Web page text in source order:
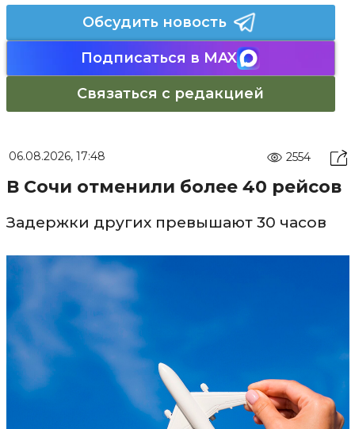
Обсудить новость
Подписаться в MAX
Связаться с редакцией
06.08.2026, 17:48 2554
В Сочи отменили более 40 рейсов
Задержки других превышают 30 часов